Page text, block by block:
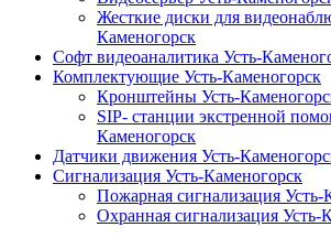
Жесткие диски для
Каменогорск
Софт видеоаналитика Усть-
Комплектующие Усть-Каменогорск
Кронштейны Усть-
SIP- станции экстренной
Каменогорск
Датчики движения Усть-
Сигнализация Усть-Каменогорск
Пожарная сигнализация Усть-
Охранная сигнализация Усть-